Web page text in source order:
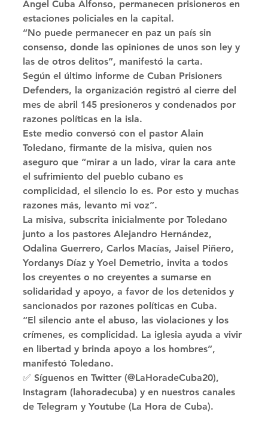
Ángel Cuba Alfonso, permanecen prisioneros en
estaciones policiales en la capital.
“No puede permanecer en paz un país sin
consenso, donde las opiniones de unos son ley y
las de otros delitos”, manifestó la carta.
Según el último informe de Cuban Prisioners
Defenders, la organización registró al cierre del
mes de abril 145 presioneros y condenados por
razones políticas en la isla.
Este medio conversó con el pastor Alain
Toledano, firmante de la misiva, quien nos
aseguro que “mirar a un lado, virar la cara ante
el sufrimiento del pueblo cubano es
complicidad, el silencio lo es. Por esto y muchas
razones más, levanto mi voz”.
La misiva, subscrita inicialmente por Toledano
junto a los pastores Alejandro Hernández,
Odalina Guerrero, Carlos Macías, Jaisel Piñero,
Yordanys Díaz y Yoel Demetrio, invita a todos
los creyentes o no creyentes a sumarse en
solidaridad y apoyo, a favor de los detenidos y
sancionados por razones políticas en Cuba.
“El silencio ante el abuso, las violaciones y los
crímenes, es complicidad. La iglesia ayuda a vivir
en libertad y brinda apoyo a los hombres”,
manifestó Toledano.
✅ Síguenos en Twitter (@LaHoradeCuba20),
Instagram (lahoradecuba) y en nuestros canales
de Telegram y Youtube (La Hora de Cuba).